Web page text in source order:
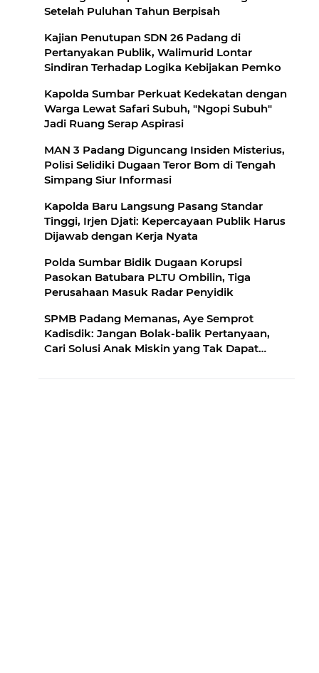
Setelah Puluhan Tahun Berpisah
Kajian Penutupan SDN 26 Padang di
Pertanyakan Publik, Walimurid Lontar
Sindiran Terhadap Logika Kebijakan Pemko
Kapolda Sumbar Perkuat Kedekatan dengan
Warga Lewat Safari Subuh, "Ngopi Subuh"
Jadi Ruang Serap Aspirasi
MAN 3 Padang Diguncang Insiden Misterius,
Polisi Selidiki Dugaan Teror Bom di Tengah
Simpang Siur Informasi
Kapolda Baru Langsung Pasang Standar
Tinggi, Irjen Djati: Kepercayaan Publik Harus
Dijawab dengan Kerja Nyata
Polda Sumbar Bidik Dugaan Korupsi
Pasokan Batubara PLTU Ombilin, Tiga
Perusahaan Masuk Radar Penyidik
SPMB Padang Memanas, Aye Semprot
Kadisdik: Jangan Bolak-balik Pertanyaan,
Cari Solusi Anak Miskin yang Tak Dapat